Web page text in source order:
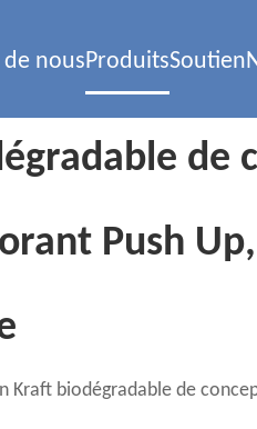
nousProduitsSoutien
de
Push
Kraft biodégradable de